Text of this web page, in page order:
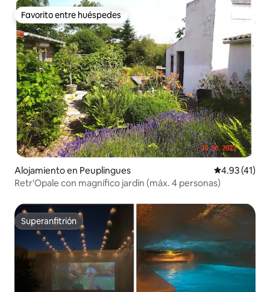
Favorito entre huéspedes
Favorito entre huéspedes
Alojamiento en Peuplingues Calificación
4.93 (41)
Retr'Opale con magnífico jardín (máx. 4 personas)
Superanfitrión
Superanfitrión